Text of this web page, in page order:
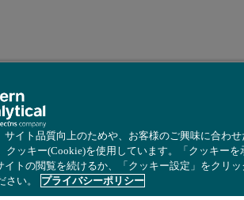
サイト品質向上のためや、お客様のご興味に合わせ
クッキー(Cookie)を使用しています。「クッキーを
イトの閲覧を続けるか、「クッキー設定」をクリッ
い。
プライバシーポリシー